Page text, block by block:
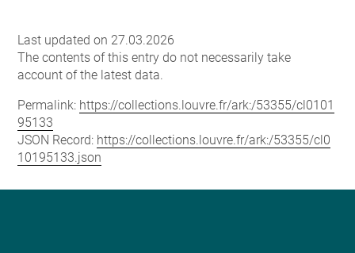
Last updated on 27.03.2026
The contents of this entry do not necessarily take
account of the latest data.
Permalink: https://collections.louvre.fr/ark:/53355/cl0101
95133
JSON Record: https://collections.louvre.fr/ark:/53355/cl0
10195133.json